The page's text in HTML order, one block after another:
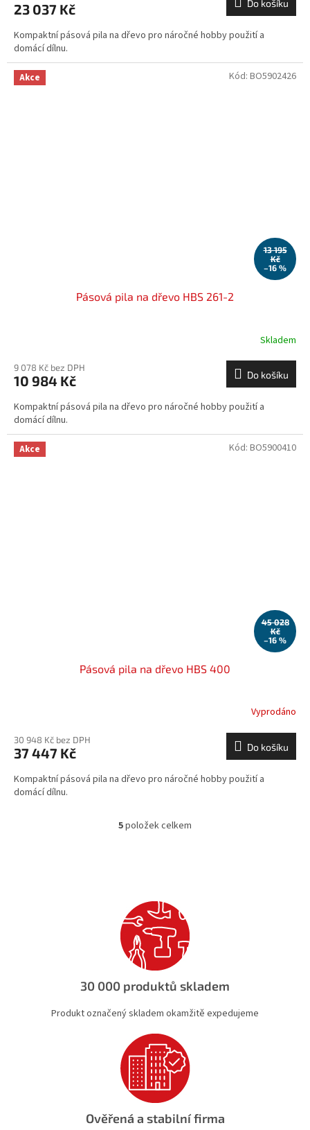
23 037 Kč Do košíku
Kompaktní pásová pila na dřevo pro náročné hobby použití a
domácí dílnu.
Akce
13 195
Kč
–16 %
Pásová pila na dřevo HBS 261-2
Skladem
9 078 Kč bez DPH
10 984 Kč Do košíku
Kompaktní pásová pila na dřevo pro náročné hobby použití a
domácí dílnu.
Kód: BO5902426
Akce
45 028
Kč
–16 %
Pásová pila na dřevo HBS 400
Vyprodáno
30 948 Kč bez DPH
37 447 Kč Do košíku
Kompaktní pásová pila na dřevo pro náročné hobby použití a
domácí dílnu.
Kód: BO5900410
O
c
í
p
r
v
y
ý
i
s
u
5položek celkem
30 000 produktů skladem
Produkt označený skladem okamžitě expedujeme
Ověřená a stabilní firma